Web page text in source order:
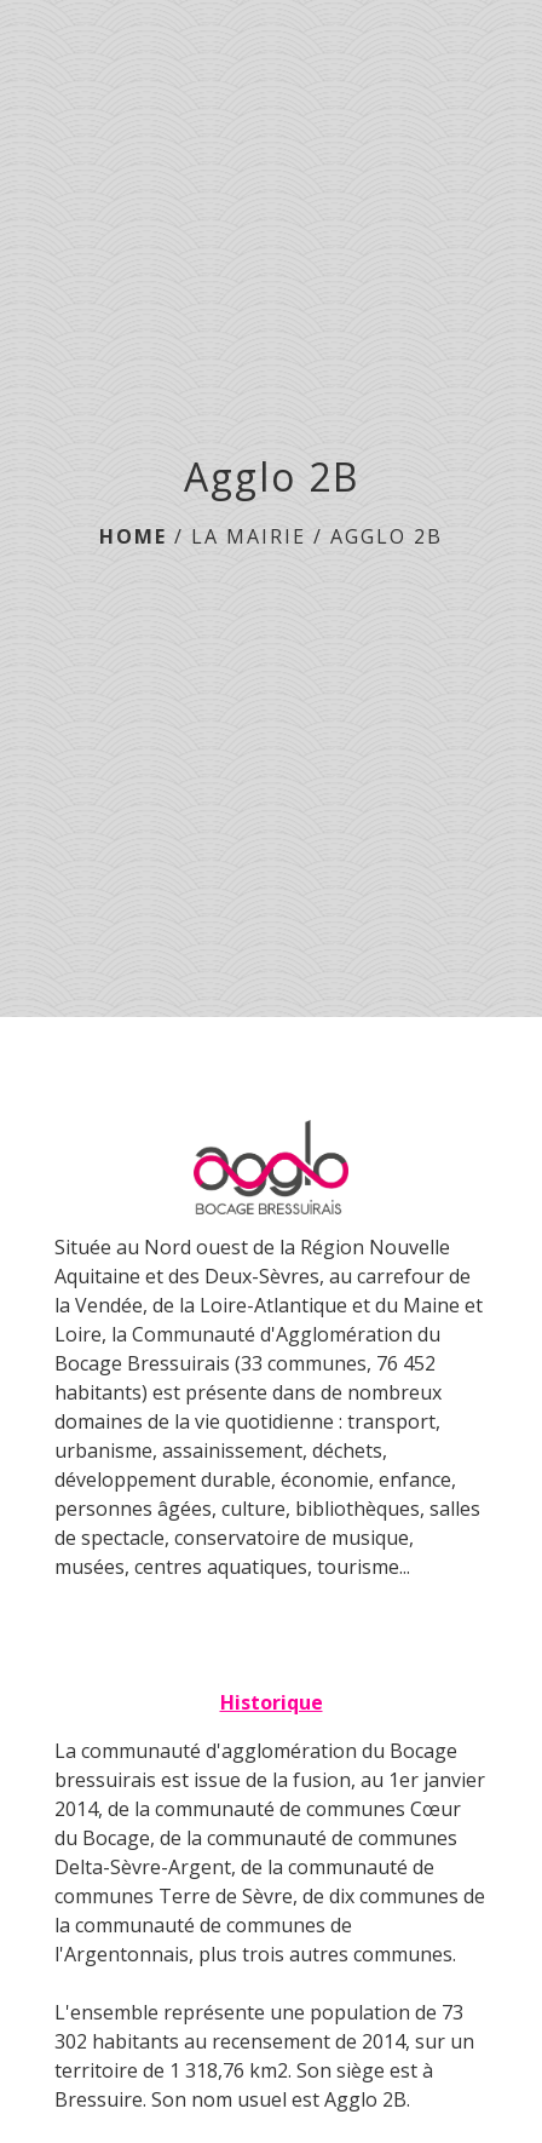
Agglo 2B
HOME / LA MAIRIE / AGGLO 2B
Située au Nord ouest de la Région Nouvelle
Aquitaine et des Deux-Sèvres, au carrefour de
la Vendée, de la Loire-Atlantique et du Maine et
Loire, la Communauté d'Agglomération du
Bocage Bressuirais (33 communes, 76 452
habitants) est présente dans de nombreux
domaines de la vie quotidienne : transport,
urbanisme, assainissement, déchets,
développement durable, économie, enfance,
personnes âgées, culture, bibliothèques, salles
de spectacle, conservatoire de musique,
musées, centres aquatiques, tourisme...
Historique
La communauté d'agglomération du Bocage
bressuirais est issue de la fusion, au 1er janvier
2014, de la communauté de communes Cœur
du Bocage, de la communauté de communes
Delta-Sèvre-Argent, de la communauté de
communes Terre de Sèvre, de dix communes de
la communauté de communes de
l'Argentonnais, plus trois autres communes.
L'ensemble représente une population de 73
302 habitants au recensement de 2014, sur un
territoire de 1 318,76 km2. Son siège est à
Bressuire. Son nom usuel est Agglo 2B.